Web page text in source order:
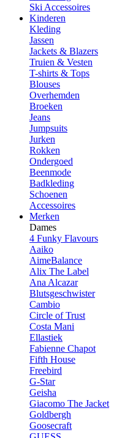
Ski Accessoires
Kinderen
Kleding
Jassen
Jackets & Blazers
Truien & Vesten
T-shirts & Tops
Blouses
Overhemden
Broeken
Jeans
Jumpsuits
Jurken
Rokken
Ondergoed
Beenmode
Badkleding
Schoenen
Accessoires
Merken
Dames
4 Funky Flavours
Aaiko
AimeBalance
Alix The Label
Ana Alcazar
Blutsgeschwister
Cambio
Circle of Trust
Costa Mani
Ellastiek
Fabienne Chapot
Fifth House
Freebird
G-Star
Geisha
Giacomo The Jacket
Goldbergh
Goosecraft